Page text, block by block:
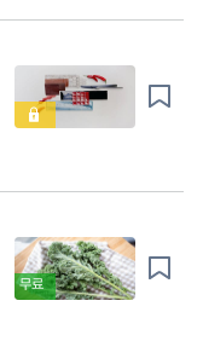
무료